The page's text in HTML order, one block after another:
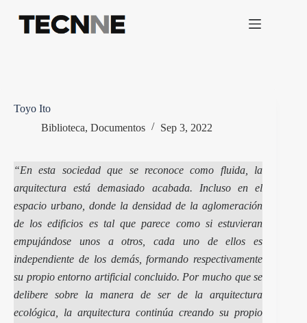
contenido
Toyo Ito
Biblioteca, Documentos Sep 3, 2022
“En esta sociedad que se reconoce como fluida, la
arquitectura está demasiado acabada. Incluso en el
espacio urbano, donde la densidad de la aglomeración
de los edificios es tal que parece como si estuvieran
empujándose unos a otros, cada uno de ellos es
independiente de los demás, formando respectivamente
su propio entorno artificial concluido. Por mucho que se
delibere sobre la manera de ser de la arquitectura
ecológica, la arquitectura continúa creando su propio